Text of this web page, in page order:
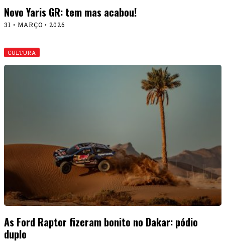
Novo Yaris GR: tem mas acabou!
31 • MARÇO • 2026
CULTURA
As Ford Raptor fizeram bonito no Dakar: pódio
duplo